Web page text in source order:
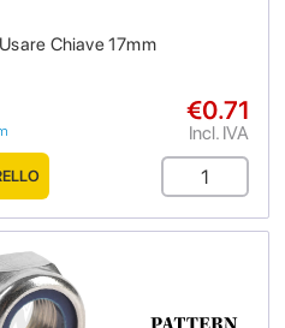
Chiave 17mm
€0.71
Incl. IVA